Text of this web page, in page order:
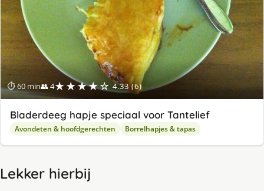
⏱ 60 min👥 4★★★★☆ 4.33 (6)
Bladerdeeg hapje speciaal voor Tantelief
Avondeten & hoofdgerechten Borrelhapjes & tapas
Lekker hierbij